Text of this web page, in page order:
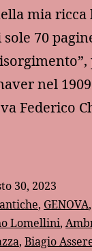
mia ricca
70
nel
Federico
30, 2023
, GENOVA,
Lomellini,
, Biagio